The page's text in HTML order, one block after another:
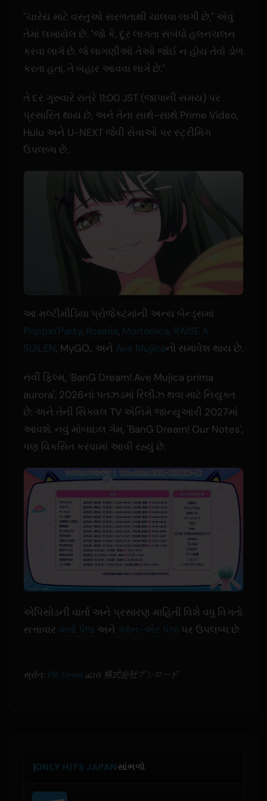
"ચારેય માટે વસ્તુઓ સરળતાથી ચાલવા લાગી છે," એવું
તેમાં લખાયેલ છે. "જો કે, દૂર લાગતા સંબંધો હલનચલન
કરવા લાગે છે. જે લાગણીઓ તેઓ જોઈ ન હોય તેવો ડોળ
કરતા હતા, તે બહાર આવવા લાગે છે."
તે દર ગુરુવારે રાત્રે 11:00 JST (જાપાની સમય) પર
પ્રસારિત થાય છે, અને તેના સાથે-સાથે Prime Video,
Hulu અને U-NEXT જેવી સેવાઓ પર સ્ટ્રીમિંગ
ઉપલબ્ધ છે.
આ મલ્ટીમીડિયા પ્રોજેક્ટમાંની અન્ય બેન્ડ્સમાં
Poppin'Party, Roselia, Morfonica, RAISE A
SUILEN, MyGO., અને Ave Mujicaનો સમાવેશ થાય છે.
નવી ફિલ્મ, 'BanG Dream! Ave Mujica prima
aurora', 2026નાં પતઝડમાં રિલીઝ થવા માટે નિયુક્ત
છે, અને તેની સિક્વલ TV એનિમે જાન્યુઆરી 2027માં
આવશે. નવું મોબાઇલ ગેમ, 'BanG Dream! Our Notes',
પણ વિકસિત કરવામાં આવી રહ્યું છે.
એપિસોડની વાર્તા અને પ્રસારણ માહિતી વિશે વધુ વિગતો
સત્તાવાર વાર્તા પેજ અને ઑન-એર પેજ પર ઉપલબ્ધ છે.
સ્રોત: PR Timesદ્વારા 株式会社ブシロード
ONLY HITS JAPANસાંભળો